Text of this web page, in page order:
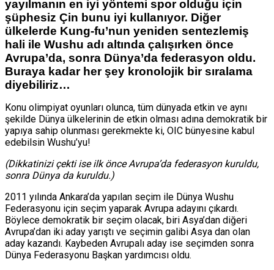
yayılmanın en iyi yöntemi spor olduğu için
şüphesiz Çin bunu iyi kullanıyor. Diğer
ülkelerde Kung-fu’nun yeniden sentezlemiş
hali ile Wushu adı altında çalışırken önce
Avrupa’da, sonra Dünya’da federasyon oldu.
Buraya kadar her şey kronolojik bir sıralama
diyebiliriz…
Konu olimpiyat oyunları olunca, tüm dünyada etkin ve aynı
şekilde Dünya ülkelerinin de etkin olması adına demokratik bir
yapıya sahip olunması gerekmekte ki, OIC bünyesine kabul
edebilsin Wushu’yu!
(Dikkatinizi çekti ise ilk önce Avrupa’da federasyon kuruldu,
sonra Dünya da kuruldu.)
2011 yılında Ankara’da yapılan seçim ile Dünya Wushu
Federasyonu için seçim yaparak Avrupa adayını çıkardı.
Böylece demokratik bir seçim olacak, biri Asya’dan diğeri
Avrupa’dan iki aday yarıştı ve seçimin galibi Asya dan olan
aday kazandı. Kaybeden Avrupalı aday ise seçimden sonra
Dünya Federasyonu Başkan yardımcısı oldu.